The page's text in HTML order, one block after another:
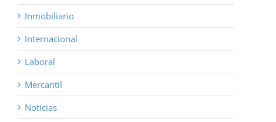
Inmobiliario
Internacional
Laboral
Mercantil
Noticias